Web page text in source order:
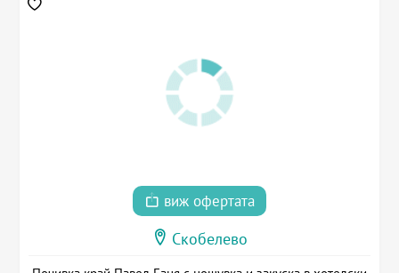
виж офертата
Скобелево